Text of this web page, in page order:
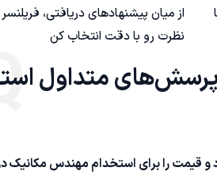
از میان پیشنهادهای دریافتی،
نظرت رو با دقت انتخاب کن
متداول استخدام مهندس مکانیک در مشهد
و قیمت را برای استخدام مهندس مکانیک